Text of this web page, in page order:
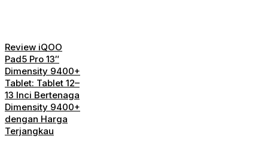
Review iQOO
Pad5 Pro 13″
Dimensity 9400+
Tablet: Tablet 12–
13 Inci Bertenaga
Dimensity 9400+
dengan Harga
Terjangkau